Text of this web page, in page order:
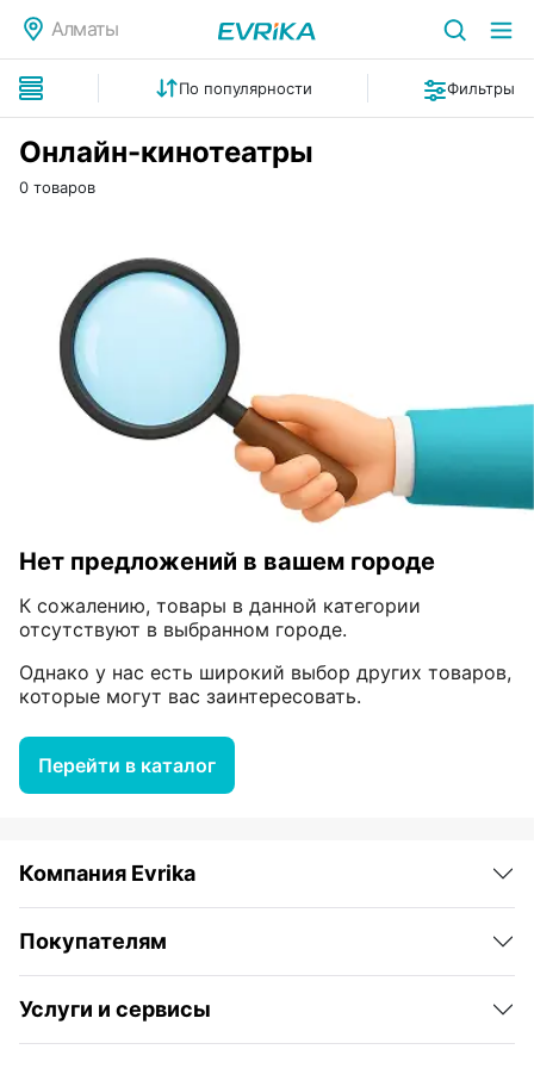
Алматы
По популярности Фильтры
Онлайн-кинотеатры
0 товаров
Нет предложений в вашем городе
К сожалению, товары в данной категории
отсутствуют в выбранном городе.
Однако у нас есть широкий выбор других товаров,
которые могут вас заинтересовать.
Перейти в каталог
Компания Evrika
Покупателям
Услуги и сервисы